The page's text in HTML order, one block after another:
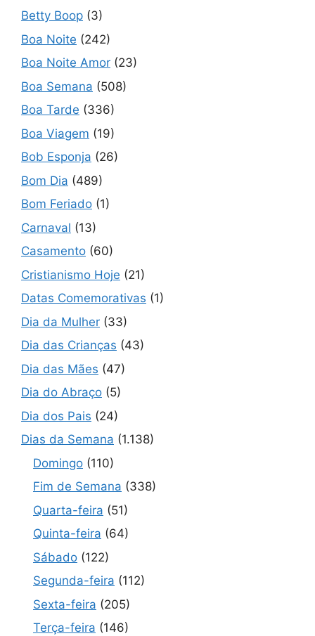
Betty Boop (3)
Boa Noite (242)
Boa Noite Amor (23)
Boa Semana (508)
Boa Tarde (336)
Boa Viagem (19)
Bob Esponja (26)
Bom Dia (489)
Bom Feriado (1)
Carnaval (13)
Casamento (60)
Cristianismo Hoje (21)
Datas Comemorativas (1)
Dia da Mulher (33)
Dia das Crianças (43)
Dia das Mães (47)
Dia do Abraço (5)
Dia dos Pais (24)
Dias da Semana (1.138)
Domingo (110)
Fim de Semana (338)
Quarta-feira (51)
Quinta-feira (64)
Sábado (122)
Segunda-feira (112)
Sexta-feira (205)
Terça-feira (146)